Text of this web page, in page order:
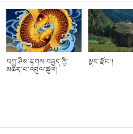
བཀྲ་ཤིས་རྟགས་བརྒྱད་ཀྱི་
མཆོད་པ་འབུལ་ཚུལ།
སྣང་རྫོང་།